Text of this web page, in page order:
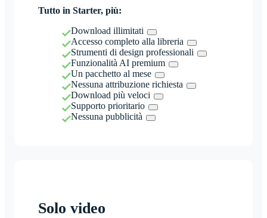
Tutto in Starter, più:
Download illimitati
Accesso completo alla libreria
Strumenti di design professionali
Funzionalità AI premium
Un pacchetto al mese
Nessuna attribuzione richiesta
Download più veloci
Supporto prioritario
Nessuna pubblicità
Solo video